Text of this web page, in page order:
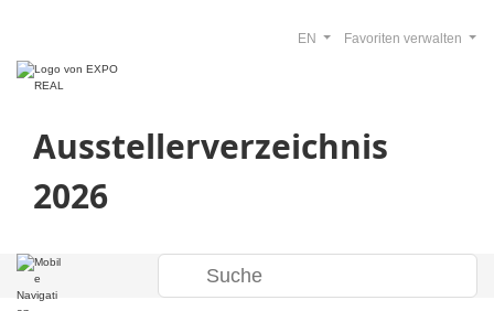
Ausstellerverzeichnis
2026
Favoriten verwalten
EN